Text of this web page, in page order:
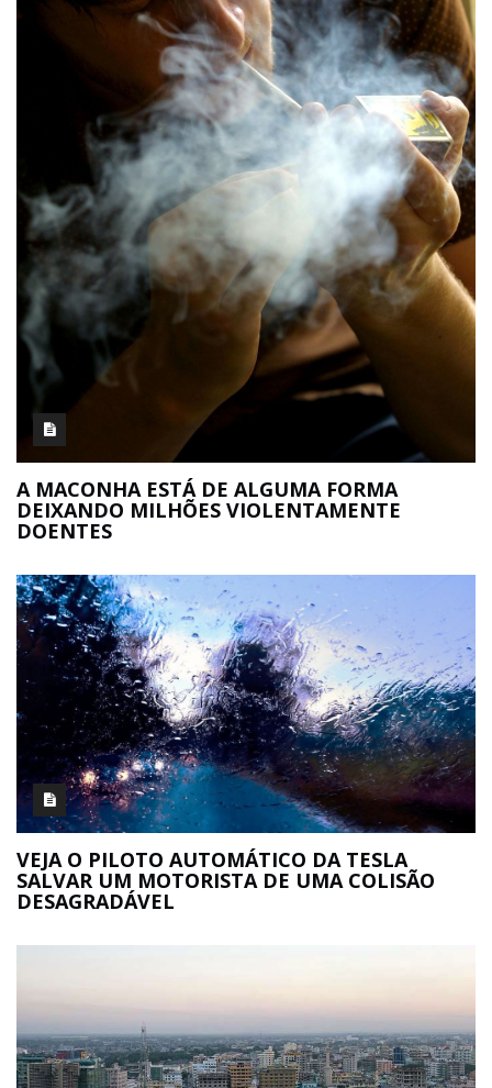
A MACONHA ESTÁ DE ALGUMA FORMA
DEIXANDO MILHÕES VIOLENTAMENTE
DOENTES
VEJA O PILOTO AUTOMÁTICO DA TESLA
SALVAR UM MOTORISTA DE UMA COLISÃO
DESAGRADÁVEL